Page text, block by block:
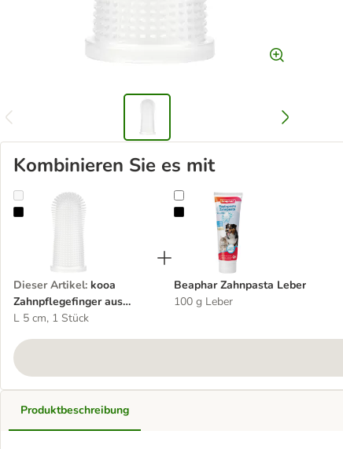
Kombinieren Sie es mit
kooa Zahnpflegefinger aus Silikon
Dieser Artikel: kooa
Zahnpflegefinger aus
Silikon
L 5 cm, 1 Stück
Beaphar Zahnpasta Leber
Beaphar Zahnpasta Leber
100 g Leber
Produktbeschreibung